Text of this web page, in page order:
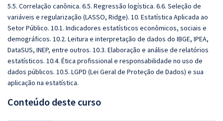
5.5. Correlação canônica. 6.5. Regressão logística. 6.6. Seleção de
variáveis e regularização (LASSO, Ridge). 10. Estatística Aplicada ao
Setor Público. 10.1. Indicadores estatísticos econômicos, sociais e
demográficos. 10.2. Leitura e interpretação de dados do IBGE, IPEA,
DataSUS, INEP, entre outros. 10.3. Elaboração e análise de relatórios
estatísticos. 10.4. Ética profissional e responsabilidade no uso de
dados públicos. 10.5. LGPD (Lei Geral de Proteção de Dados) e sua
aplicação na estatística.
Conteúdo deste curso